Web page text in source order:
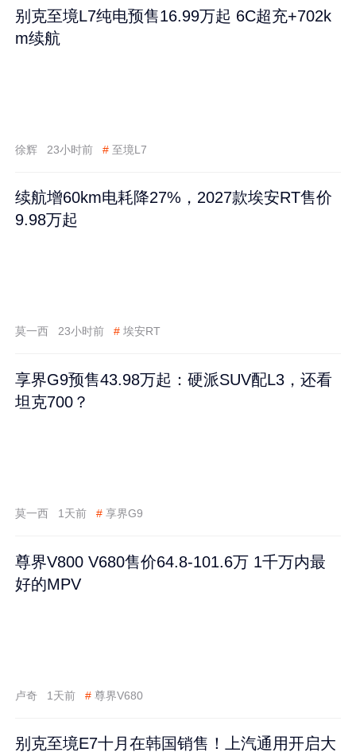
别克至境L7纯电预售16.99万起 6C超充+702k
m续航
徐辉 23小时前 # 至境L7
续航增60km电耗降27%，2027款埃安RT售价
9.98万起
莫一西 23小时前 # 埃安RT
享界G9预售43.98万起：硬派SUV配L3，还看
坦克700？
莫一西 1天前 # 享界G9
尊界V800 V680售价64.8-101.6万 1千万内最
好的MPV
卢奇 1天前 # 尊界V680
别克至境E7十月在韩国销售！上汽通用开启大